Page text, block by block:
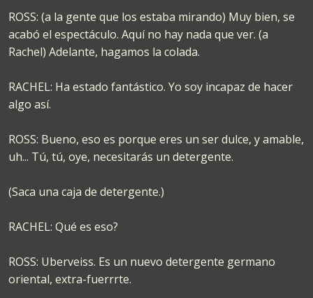
ROSS: (a la gente que los estaba mirando) Muy bien, se
acabó el espectáculo. Aquí no hay nada que ver. (a
Rachel) Adelante, hagamos la colada.
RACHEL: Ha estado fantástico. Yo soy incapaz de hacer
algo así.
ROSS: Bueno, eso es porque eres un ser dulce, y amable,
uh... Tú, tú, oye, necesitarás un detergente.
(Saca una caja de detergente.)
RACHEL: Qué es eso?
ROSS: Uberveiss. Es un nuevo detergente germano
oriental, extra-fuerrrte.